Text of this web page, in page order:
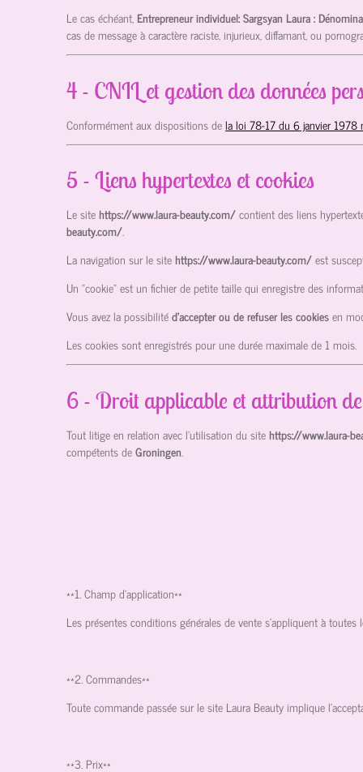
Le cas échéant, Entrepreneur individuel: Sargsyan Laura :
cas de message à caractère raciste, injurieux, diffamant, ou
4 - CNIL et gestion des données
Conformément aux dispositions dela loi 78-17 du 6 janvier 1978
5 - Liens hypertextes et cookies
Le sitehttps://www.laura-beauty.com/contient des liens
beauty.com/.
La navigation sur le sitehttps://www.laura-beauty.com/est
Un "cookie" est un fichier de petite taille qui enregistre des
Vous avez la possibilitéd’accepter ou de refuser les cookiesen
Les cookies sont enregistrés pour une durée maximale de 1mois.
6 - Droit applicable et attribution
Tout litige en relation avec l’utilisation du sitehttps://www.laura-
compétents deGroningen.
**1. Champ d'application**
Les présentes conditions générales de vente s'appliquent à
**2. Commandes**
Toute commande passée sur le site Laura Beauty implique
**3. Prix**